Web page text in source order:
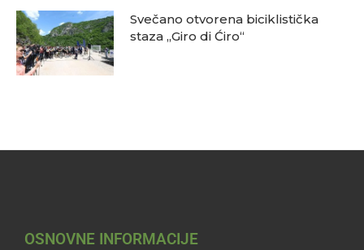
Svečano otvorena biciklistička
staza „Giro di Ćiro“
OSNOVNE INFORMACIJE